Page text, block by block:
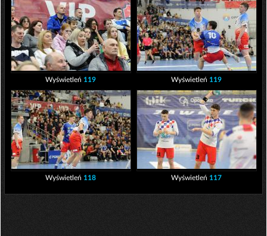
Wyświetleń 119 Wyświetleń 119
Wyświetleń 118 Wyświetleń 117